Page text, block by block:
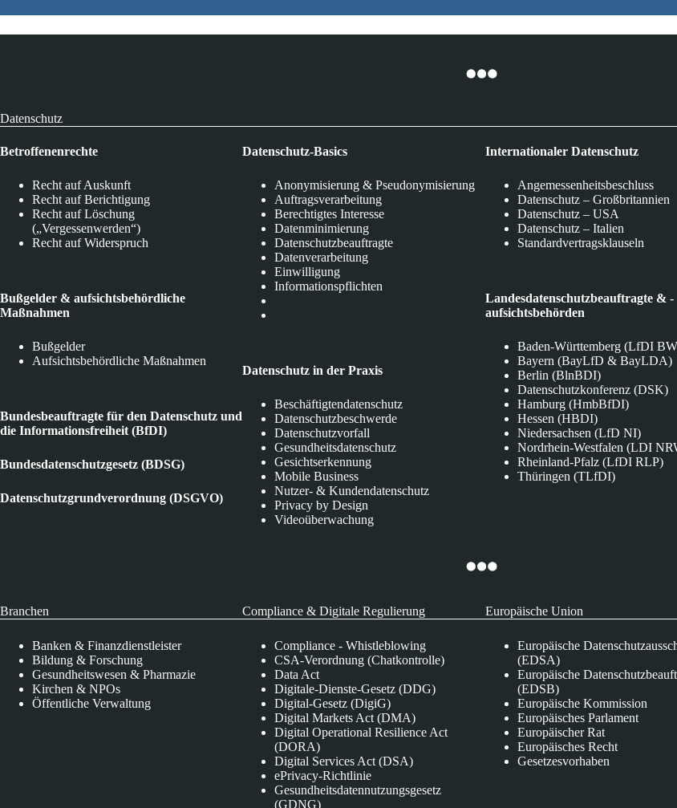
Datenschutz
Betroffenenrechte
Recht auf Auskunft
Recht auf Berichtigung
Recht auf Löschung
(„Vergessenwerden“)
Recht auf Widerspruch
Bußgelder & aufsichtsbehördliche
Maßnahmen
Bußgelder
Aufsichtsbehördliche Maßnahmen
Bundesbeauftragte für den Datenschutz und
die Informationsfreiheit (BfDI)
Bundesdatenschutzgesetz (BDSG)
Datenschutzgrundverordnung (DSGVO)
Datenschutz-Basics
Anonymisierung & Pseudonymisierung
Auftragsverarbeitung
Berechtigtes Interesse
Datenminimierung
Datenschutzbeauftragte
Datenverarbeitung
Einwilligung
Informationspflichten
Datenschutz in der Praxis
Beschäftigtendatenschutz
Datenschutzbeschwerde
Datenschutzvorfall
Gesundheitsdatenschutz
Gesichtserkennung
Mobile Business
Nutzer- & Kundendatenschutz
Privacy by Design
Videoüberwachung
Internationaler Datenschutz
Angemessenheitsbeschluss
Datenschutz – Großbritannien
Datenschutz – USA
Datenschutz – Italien
Standardvertragsklauseln
Landesdatenschutzbeauftragte & -
aufsichtsbehörden
Baden-Württemberg (LfDI
Bayern (BayLfD & BayLDA)
Berlin (BlnBDI)
Datenschutzkonferenz (DSK)
Hamburg (HmbBfDI)
Hessen (HBDI)
Niedersachsen (LfD NI)
Nordrhein-Westfalen (LDI
Rheinland-Pfalz (LfDI RLP)
Thüringen (TLfDI)
Branchen
Banken & Finanzdienstleister
Bildung & Forschung
Gesundheitswesen & Pharmazie
Kirchen & NPOs
Öffentliche Verwaltung
Compliance & Digitale Regulierung
Compliance - Whistleblowing
CSA-Verordnung (Chatkontrolle)
Data Act
Digitale-Dienste-Gesetz (DDG)
Digital-Gesetz (DigiG)
Digital Markets Act (DMA)
Digital Operational Resilience Act
(DORA)
Digital Services Act (DSA)
ePrivacy-Richtlinie
Gesundheitsdatennutzungsgesetz
(GDNG)
Europäische Union
Europäische
(EDSA)
Europäische
(EDSB)
Europäische Kommission
Europäisches Parlament
Europäischer Rat
Europäisches Recht
Gesetzesvorhaben